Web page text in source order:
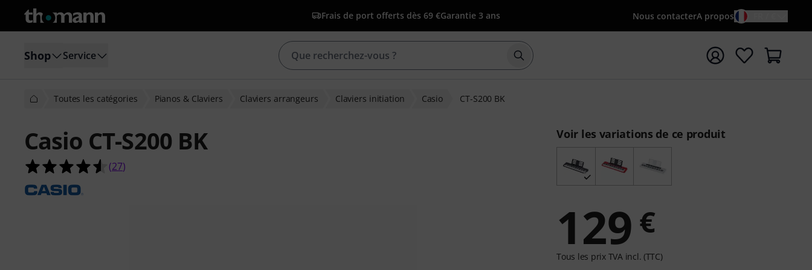
Frais de port offerts dès 69 €Garantie 3 ans Nous contacterA propos
Shop Service Démarrer la recherche avec le terme de recherche
Toutes les catégories Pianos & Claviers Claviers arrangeurs Claviers initiation Casio CT-S200 BK
Casio CT-S200 BK
4.5 étoiles sur 5 d'après 27 évaluations clients
(27)
Voir les variations de ce produit
129 €
Tous les prix TVA incl. (TTC)